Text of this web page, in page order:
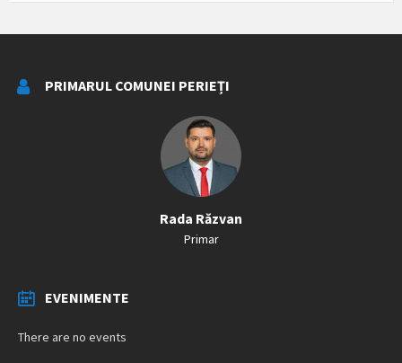
PRIMARUL COMUNEI PERIEȚI
Rada Răzvan
Primar
EVENIMENTE
There are no events